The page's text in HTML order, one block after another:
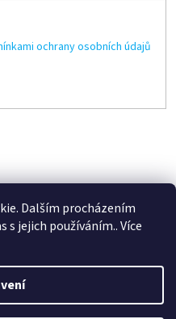
Dalším procházením
jejich používáním.. Více
ochrany osobních údajů
Shoptet